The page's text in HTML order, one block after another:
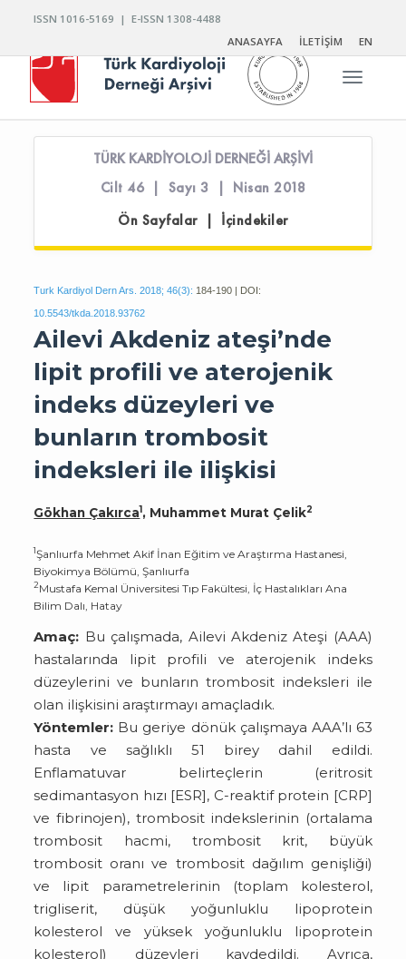
ISSN 1016-5169 | E-ISSN 1308-4488
ANASAYFA
İLETİŞİM EN
Toggle
TÜRK KARDİYOLOJİ DERNEĞİ ARŞİVİ
Cilt 46 | Sayı 3 | Nisan 2018
Ön Sayfalar | İçindekiler
Turk Kardiyol Dern Ars. 2018; 46(3): 184-190 | DOI:
10.5543/tkda.2018.93762
Ailevi Akdeniz ateşi’nde
lipit profili ve aterojenik
indeks düzeyleri ve
bunların trombosit
indeksleri ile ilişkisi
Gökhan Çakırca1, Muhammet Murat Çelik2
1Şanlıurfa Mehmet Akif İnan Eğitim ve Araştırma Hastanesi,
Biyokimya Bölümü, Şanlıurfa
2Mustafa Kemal Üniversitesi Tıp Fakültesi, İç Hastalıkları Ana
Bilim Dalı, Hatay
Amaç: Bu çalışmada, Ailevi Akdeniz Ateşi (AAA)
hastalarında lipit profili ve aterojenik indeks
düzeylerini ve bunların trombosit indeksleri ile
olan ilişkisini araştırmayı amaçladık.
Yöntemler: Bu geriye dönük çalışmaya AAA’lı 63
hasta ve sağlıklı 51 birey dahil edildi.
Enflamatuvar belirteçlerin (eritrosit
sedimantasyon hızı [ESR], C-reaktif protein [CRP]
ve fibrinojen), trombosit indekslerinin (ortalama
trombosit hacmi, trombosit krit, büyük
trombosit oranı ve trombosit dağılım genişliği)
ve lipit parametrelerinin (toplam kolesterol,
trigliserit, düşük yoğunluklu lipoprotein
kolesterol ve yüksek yoğunluklu lipoprotein
kolesterol) düzeyleri kaydedildi. Ayrıca,